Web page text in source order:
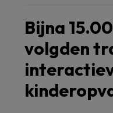
Bijna
volgden